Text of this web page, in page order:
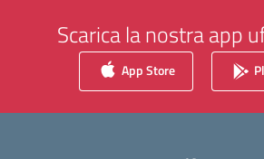
Scarica la nostra app
App Store